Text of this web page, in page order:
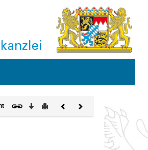
Download
DruckenVorherigesNächstes
Dokument